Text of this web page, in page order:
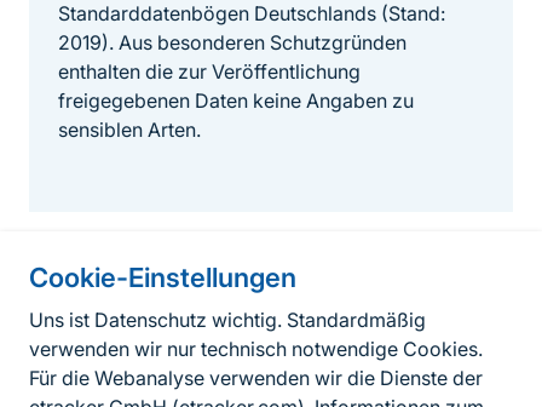
Cookie-Einstellungen
Uns ist Datenschutz wichtig. Standardmäßig
verwenden wir nur technisch notwendige Cookies.
Für die Webanalyse verwenden wir die Dienste der
Standarddatenbögen Deutschlands (Stand:
2019). Aus besonderen Schutzgründen
enthalten die zur Veröffentlichung
freigegebenen Daten keine Angaben zu
sensiblen Arten.
Informationen zur Seite
FußzeileKontakt zum BfN